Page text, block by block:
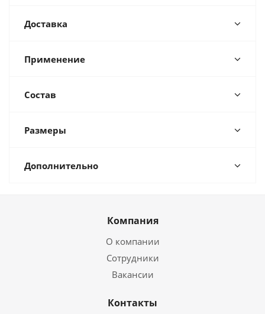
Доставка
Применение
Состав
Размеры
Дополнительно
Компания
О компании
Сотрудники
Вакансии
Контакты